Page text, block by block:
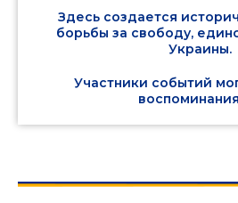
Здесь создается
борьбы за свободу,
Украины.
Участники событий